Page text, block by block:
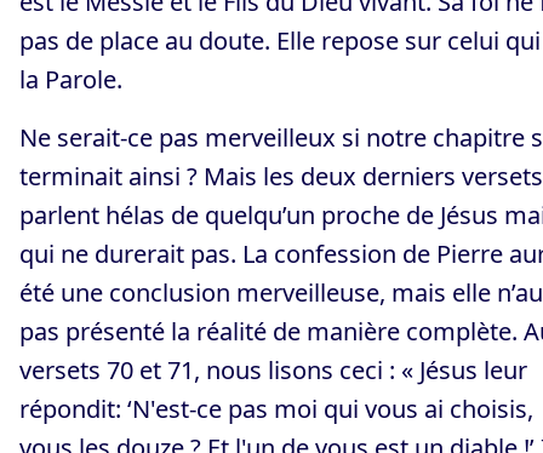
pas de place au doute. Elle repose sur celui
la Parole.
Ne serait-ce pas merveilleux si notre chapitre
terminait ainsi ? Mais les deux derniers
parlent hélas de quelqu’un proche de Jésus
qui ne durerait pas. La confession de Pierre
été une conclusion merveilleuse, mais elle
pas présenté la réalité de manière complète.
versets 70 et 71, nous lisons ceci : « Jésus leur
répondit: ‘N'est-ce pas moi qui vous ai choisis,